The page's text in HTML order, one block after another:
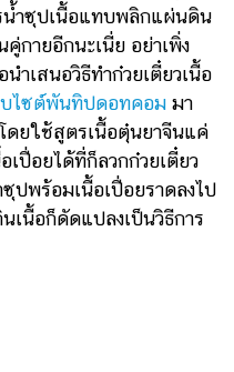
น้ำซุปเนื้อแทบพลิกแผ่นดิน
คู่กายอีกนะเนี่ย อย่าเพิ่ง
เสนอวิธีทำก๋วยเตี๋ยวเนื้อ
ไซต์พันทิปดอทคอม มา
ดยใช้สูตรเนื้อตุ๋นยาจีนแค่
ปื่อยได้ที่ก็ลวกก๋วยเตี๋ยว
ปพร้อมเนื้อเปื่อยราดลงไป
เนื้อก็ดัดแปลงเป็นวิธีการ